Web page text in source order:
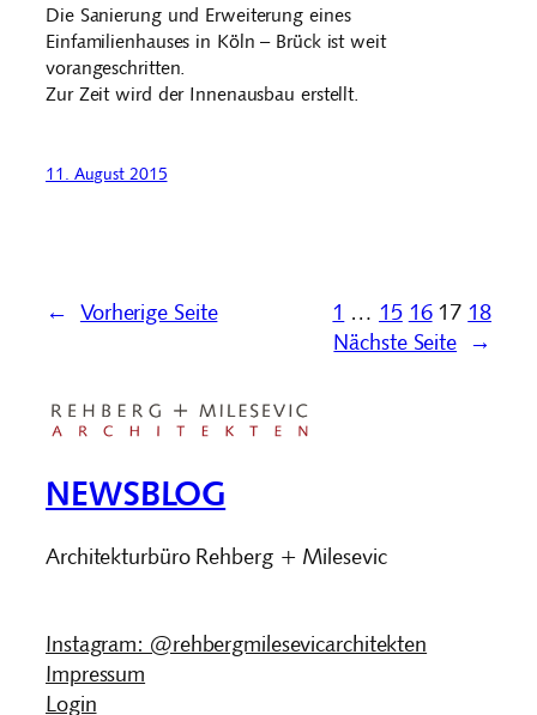
Die Sanierung und Erweiterung eines
Einfamilienhauses in Köln – Brück ist weit
vorangeschritten.
Zur Zeit wird der Innenausbau erstellt.
11. August 2015
← Vorherige Seite 1 … 15 16 17 18
Nächste Seite →
NEWSBLOG
Architekturbüro Rehberg + Milesevic
Instagram: @rehbergmilesevicarchitekten
Impressum
Login